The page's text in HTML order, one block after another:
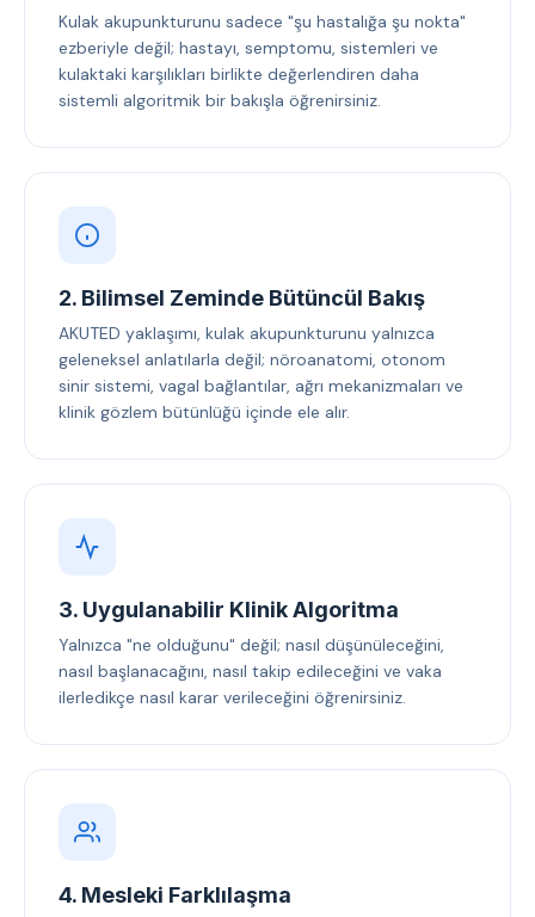
Kulak akupunkturunu sadece "şu hastalığa şu nokta"
ezberiyle değil; hastayı, semptomu, sistemleri ve
kulaktaki karşılıkları birlikte değerlendiren daha
sistemli algoritmik bir bakışla öğrenirsiniz.
2. Bilimsel Zeminde Bütüncül Bakış
AKUTED yaklaşımı, kulak akupunkturunu yalnızca
geleneksel anlatılarla değil; nöroanatomi, otonom
sinir sistemi, vagal bağlantılar, ağrı mekanizmaları ve
klinik gözlem bütünlüğü içinde ele alır.
3. Uygulanabilir Klinik Algoritma
Yalnızca "ne olduğunu" değil; nasıl düşünüleceğini,
nasıl başlanacağını, nasıl takip edileceğini ve vaka
ilerledikçe nasıl karar verileceğini öğrenirsiniz.
4. Mesleki Farklılaşma